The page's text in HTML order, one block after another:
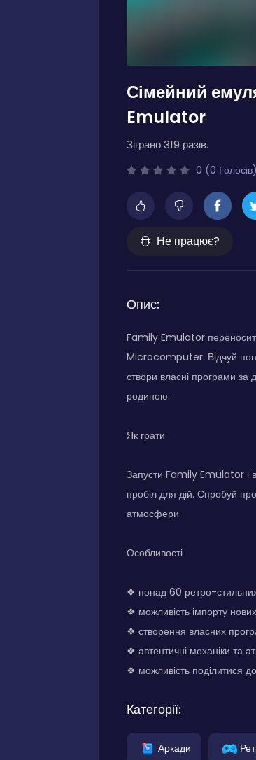
Сімейний
Emulator
Зіграно 319 разів.
0 (0 Голосів)
Не працює?
Опис:
Family Emulator
Microcomputer. Відчуй
створи власні програми
родиною.
Як грати
Запусти Family Emulator і
пробіл для дій. Спробуй
атмосфери.
Особливості
❖ понад 60 ретро-стильних
❖ можливість імпорту нових
❖ створення власних
❖ автентичні механіки та
❖ можливість поділитися
Категорії:
Аркади